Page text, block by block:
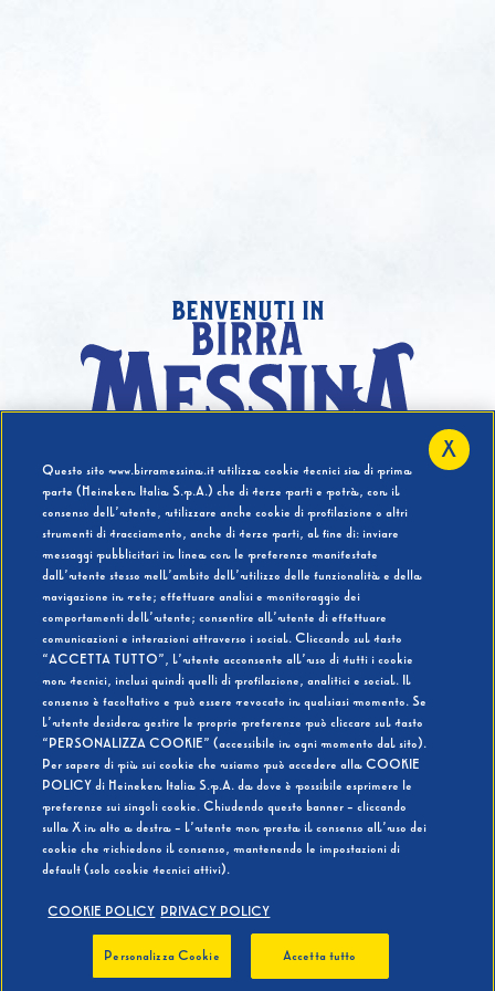
benvenuti in
Hai compiuto 18 Anni?
SI NO
BEVI RESPONSABILMENTE
Questo sito www.birramessina.it utilizza cookie tecnici sia di prima
parte (Heineken Italia S.p.A.) che di terze parti e potrà, con il
consenso dell’utente, utilizzare anche cookie di profilazione o altri
strumenti di tracciamento, anche di terze parti, al fine di: inviare
messaggi pubblicitari in linea con le preferenze manifestate
dall’utente stesso nell’ambito dell’utilizzo delle funzionalità e della
navigazione in rete; effettuare analisi e monitoraggio dei
comportamenti dell’utente; consentire all’utente di effettuare
comunicazioni e interazioni attraverso i social. Cliccando sul tasto
“ACCETTA TUTTO”, l’utente acconsente all’uso di tutti i cookie
non tecnici, inclusi quindi quelli di profilazione, analitici e social. Il
consenso è facoltativo e può essere revocato in qualsiasi momento. Se
l’utente desidera gestire le proprie preferenze può cliccare sul tasto
“PERSONALIZZA COOKIE” (accessibile in ogni momento dal sito).
Per sapere di più sui cookie che usiamo può accedere alla COOKIE
POLICY di Heineken Italia S.p.A. da dove è possibile esprimere le
preferenze sui singoli cookie. Chiudendo questo banner - cliccando
sulla X in alto a destra - l’utente non presta il consenso all’uso dei
cookie che richiedono il consenso, mantenendo le impostazioni di
default (solo cookie tecnici attivi).
COOKIE POLICY PRIVACY POLICY
Personalizza Cookie Accetta tutto
X